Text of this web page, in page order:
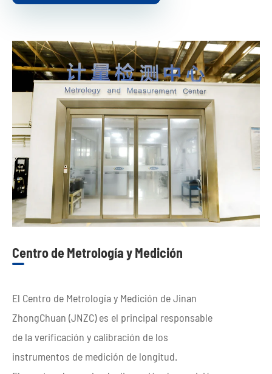
Centro de Metrología y Medición
El Centro de Metrología y Medición de Jinan
ZhongChuan (JNZC) es el principal responsable
de la verificación y calibración de los
instrumentos de medición de longitud.